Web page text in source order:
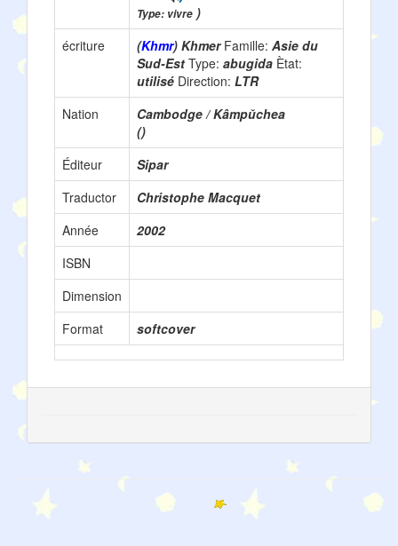
Type: vivre )
écriture
(Khmr) KhmerFamille: Asie du
Sud-Est Type: abugida Ètat:
utilisé Direction: LTR
Nation
Cambodge / Kâmpŭchea
()
Éditeur
Sipar
Traductor
Christophe Macquet
Année
2002
ISBN
Dimension
Format
softcover